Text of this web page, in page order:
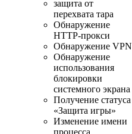
защита от
перехвата тара
Обнаружение
HTTP-прокси
Обнаружение VPN
Обнаружение
использования
блокировки
системного экрана
Получение статуса
«Защита игры»
Изменение имени